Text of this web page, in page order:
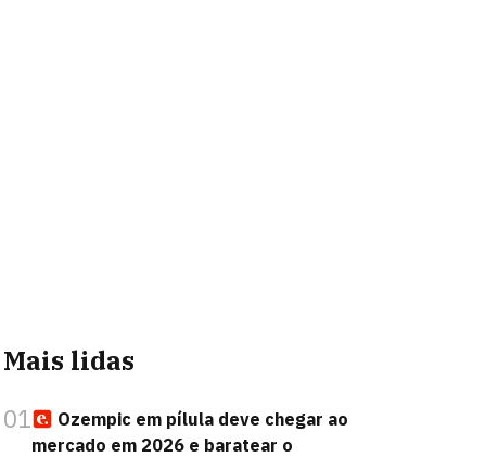
Mais lidas
01
Ozempic em pílula deve chegar ao
mercado em 2026 e baratear o